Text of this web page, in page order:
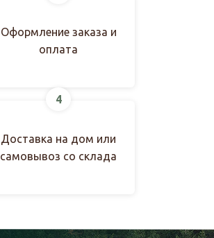
Оформление заказа и
оплата
4
Доставка на дом или
самовывоз со склада